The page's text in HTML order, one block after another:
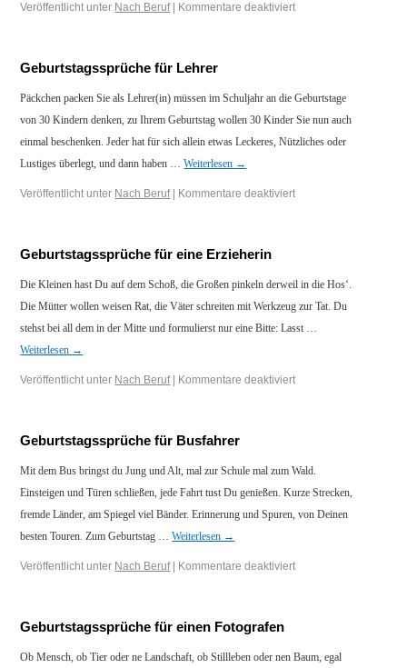
Veröffentlicht unter Nach Beruf Kommentare deaktiviert
Geburtstagssprüche für Lehrer
Päckchen packen Sie als Lehrer(in) müssen im Schuljahr an die Geburtstage
von 30 Kindern denken, zu Ihrem Geburtstag wollen 30 Kinder Sie nun auch
einmal beschenken. Jeder hat für sich allein etwas Leckeres, Nützliches oder
Lustiges überlegt, und dann haben …Weiterlesen →
Veröffentlicht unter Nach Beruf Kommentare deaktiviert
Geburtstagssprüche für eine Erzieherin
Die Kleinen hast Du auf dem Schoß, die Großen pinkeln derweil in die Hos‘.
Die Mütter wollen weisen Rat, die Väter schreiten mit Werkzeug zur Tat. Du
stehst bei all dem in der Mitte und formulierst nur eine Bitte: Lasst …
Weiterlesen →
Veröffentlicht unter Nach Beruf Kommentare deaktiviert
Geburtstagssprüche für Busfahrer
Mit dem Bus bringst du Jung und Alt, mal zur Schule mal zum Wald.
Einsteigen und Türen schließen, jede Fahrt tust Du genießen. Kurze Strecken,
fremde Länder, am Spiegel viel Bänder. Erinnerung und Spuren, von Deinen
besten Touren. Zum Geburtstag …Weiterlesen →
Veröffentlicht unter Nach Beruf Kommentare deaktiviert
Geburtstagssprüche für einen Fotografen
Ob Mensch, ob Tier oder ne Landschaft, ob Stillleben oder nen Baum, egal